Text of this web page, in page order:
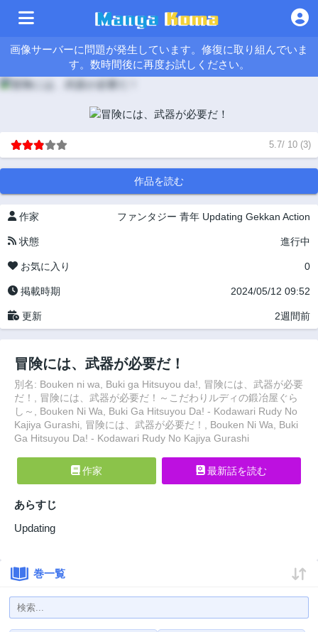
画像サーバーに問題が発生しています。修復に取り組んでいま
す。数時間後に再度お試しください。
5.7/ 10 (3)
作品を読む
作家 ファンタジー 青年 Updating Gekkan Action
状態 進行中
お気に入り 0
掲載時期 2024/05/12 09:52
更新 2週間前
冒険には、武器が必要だ！
別名: Bouken ni wa, Buki ga Hitsuyou da!, 冒険には、武器が必要
だ！, 冒険には、武器が必要だ！～こだわりルディの鍛冶屋ぐら
し～, Bouken Ni Wa, Buki Ga Hitsuyou Da! - Kodawari Rudy No
Kajiya Gurashi, 冒険には、武器が必要だ！, Bouken Ni Wa, Buki
Ga Hitsuyou Da! - Kodawari Rudy No Kajiya Gurashi
作家 最新話を読む
あらすじ
Updating
巻一覧